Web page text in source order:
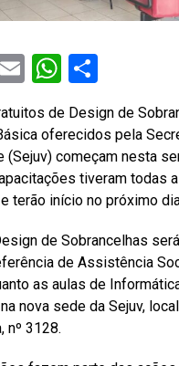
EmailWhatsApp
Share
de Design de
oferecidos pela
(Sejuv) começam nesta
tiveram todas
terão início no próximo
de Sobrancelhas
de Assistência
as aulas de
nova sede da Sejuv,
nº 3128.